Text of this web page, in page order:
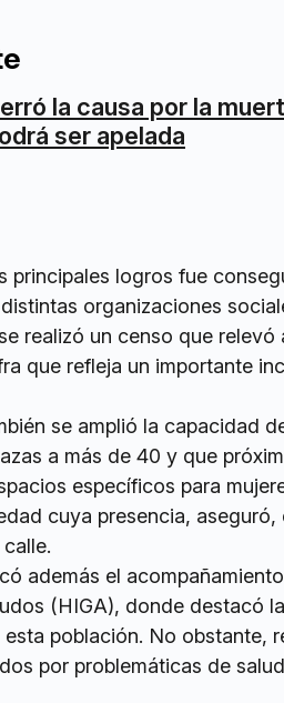
la causa por la
ser apelada
principales logros fue
organizaciones
realizó un censo que relevó
que refleja un importante
se amplió la capacidad
a más de 40 y que
específicos para
cuya presencia,
además el
(HIGA), donde destacó
población. No obstante,
por problemáticas de